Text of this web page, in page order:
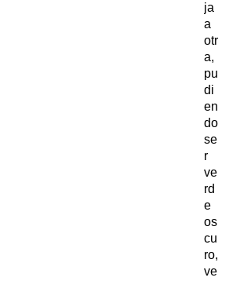
ja
a
otr
a,
pu
di
en
do
se
r
ve
rd
e
os
cu
ro,
ve